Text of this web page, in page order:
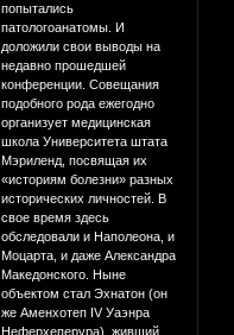
попытались
патологоанатомы. И
доложили свои выводы на
недавно прошедшей
конференции. Совещания
подобного рода ежегодно
организует медицинская
школа Университета штата
Мэриленд, посвящая их
«историям болезни» разных
исторических личностей. В
свое время здесь
обследовали и Наполеона, и
Моцарта, и даже Александра
Македонского. Ныне
объектом стал Эхнатон (он
же Аменхотеп IV Уаэнра
Неферхеперура), живший